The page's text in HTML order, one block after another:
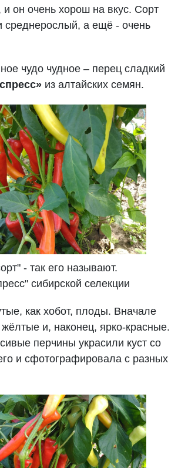
он очень хорош на вкус. Сорт
среднерослый, а ещё - очень
чудо чудное – перец сладкий
из алтайских семян.
- так его называют.
сибирской селекции
как хобот, плоды. Вначале
и, наконец, ярко-красные.
перчины украсили куст со
и сфотографировала с разных